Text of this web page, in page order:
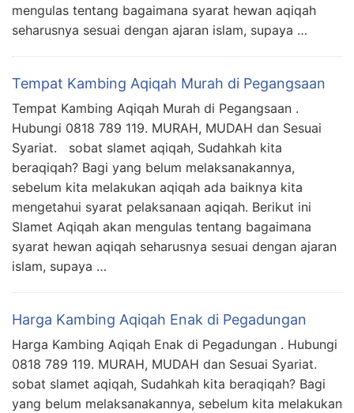
mengulas tentang bagaimana syarat hewan aqiqah
seharusnya sesuai dengan ajaran islam, supaya …
Tempat Kambing Aqiqah Murah di Pegangsaan
Tempat Kambing Aqiqah Murah di Pegangsaan .
Hubungi 0818 789 119. MURAH, MUDAH dan Sesuai
Syariat. sobat slamet aqiqah, Sudahkah kita
beraqiqah? Bagi yang belum melaksanakannya,
sebelum kita melakukan aqiqah ada baiknya kita
mengetahui syarat pelaksanaan aqiqah. Berikut ini
Slamet Aqiqah akan mengulas tentang bagaimana
syarat hewan aqiqah seharusnya sesuai dengan ajaran
islam, supaya …
Harga Kambing Aqiqah Enak di Pegadungan
Harga Kambing Aqiqah Enak di Pegadungan . Hubungi
0818 789 119. MURAH, MUDAH dan Sesuai Syariat.
sobat slamet aqiqah, Sudahkah kita beraqiqah? Bagi
yang belum melaksanakannya, sebelum kita melakukan